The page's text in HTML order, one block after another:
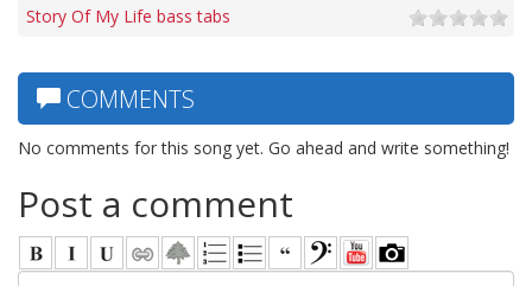
Story Of My Life bass tabs
COMMENTS
No comments for this song yet. Go ahead and write something!
Post a comment